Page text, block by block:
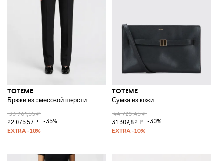
TOTEME
Брюки из смесовой шерсти
33 961,55 ₽
22 075,57 ₽
-35%
TOTEME
Сумка из кожи
44 728,45 ₽
31 309,82 ₽
-30%